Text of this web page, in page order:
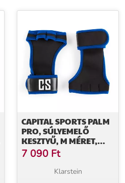
CAPITAL SPORTS PALM
PRO, SÚLYEMELŐ
KESZTYŰ, M MÉRET,
KÉK-FEKETE
7 090 Ft
Klarstein